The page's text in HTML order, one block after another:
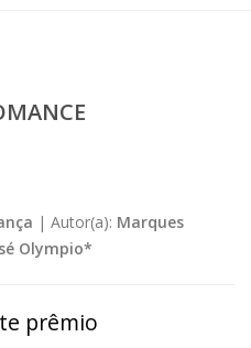
| Autor(a): Marques
Olympio*
prêmio